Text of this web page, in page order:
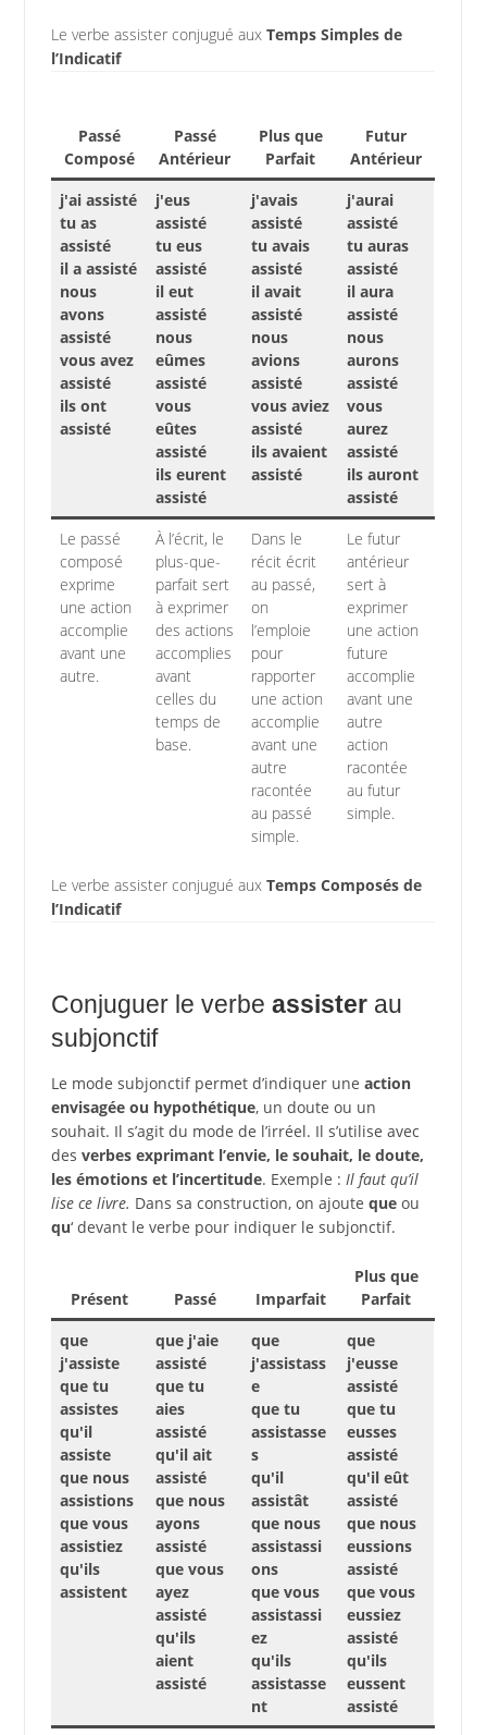
Le verbe assister conjugué aux Temps Simples de
l’Indicatif
Passé
Composé
Passé
Antérieur
Plus que
Parfait
Futur
Antérieur
j'ai assisté
tu as
assisté
il a assisté
nous
avons
assisté
vous avez
assisté
ils ont
assisté
j'eus
assisté
tu eus
assisté
il eut
assisté
nous
eûmes
assisté
vous
eûtes
assisté
ils eurent
assisté
j'avais
assisté
tu avais
assisté
il avait
assisté
nous
avions
assisté
vous aviez
assisté
ils avaient
assisté
j'aurai
assisté
tu auras
assisté
il aura
assisté
nous
aurons
assisté
vous
aurez
assisté
ils auront
assisté
Le passé
composé
exprime
une action
accomplie
avant une
autre.
À l’écrit, le
plus-que-
parfait sert
à exprimer
des actions
accomplies
avant
celles du
temps de
base.
Dans le
récit écrit
au passé,
on
l’emploie
pour
rapporter
une action
accomplie
avant une
autre
racontée
au passé
simple.
Le futur
antérieur
sert à
exprimer
une action
future
accomplie
avant une
autre
action
racontée
au futur
simple.
Le verbe assister conjugué aux Temps Composés de
l’Indicatif
Conjuguer le verbe assisterau
subjonctif
Le mode subjonctif permet d’indiquer une action
envisagée ou hypothétique, un doute ou un
souhait. Il s’agit du mode de l’irréel. Il s’utilise avec
des verbes exprimant l’envie, le souhait, le doute,
les émotions et l’incertitude. Exemple : Il faut qu’il
lise ce livre. Dans sa construction, on ajoute queou
qu‘ devant le verbe pour indiquer le subjonctif.
Présent Passé Imparfait
Plus que
Parfait
que
j'assiste
que tu
assistes
qu'il
assiste
que nous
assistions
que vous
assistiez
qu'ils
assistent
que j'aie
assisté
que tu
aies
assisté
qu'il ait
assisté
que nous
ayons
assisté
que vous
ayez
assisté
qu'ils
aient
assisté
que
j'assistass
e
que tu
assistasse
s
qu'il
assistât
que nous
assistassi
ons
que vous
assistassi
ez
qu'ils
assistasse
nt
que
j'eusse
assisté
que tu
eusses
assisté
qu'il eût
assisté
que nous
eussions
assisté
que vous
eussiez
assisté
qu'ils
eussent
assisté